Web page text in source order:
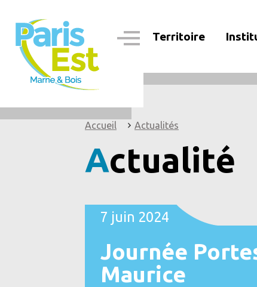
contenu
principal
Navigation
Territoire
Accueil Actualités
Actualité
7 juin 2024
Journée
Maurice